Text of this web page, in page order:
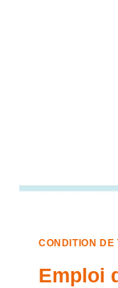
CONDITION DE
Emploi